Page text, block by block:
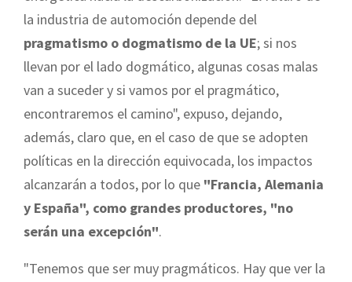
la industria de automoción depende del
pragmatismo o dogmatismo de la UE; si nos
llevan por el lado dogmático, algunas cosas malas
van a suceder y si vamos por el pragmático,
encontraremos el camino", expuso, dejando,
además, claro que, en el caso de que se adopten
políticas en la dirección equivocada, los impactos
alcanzarán a todos, por lo que "Francia, Alemania
y España", como grandes productores, "no
serán una excepción".
"Tenemos que ser muy pragmáticos. Hay que ver la